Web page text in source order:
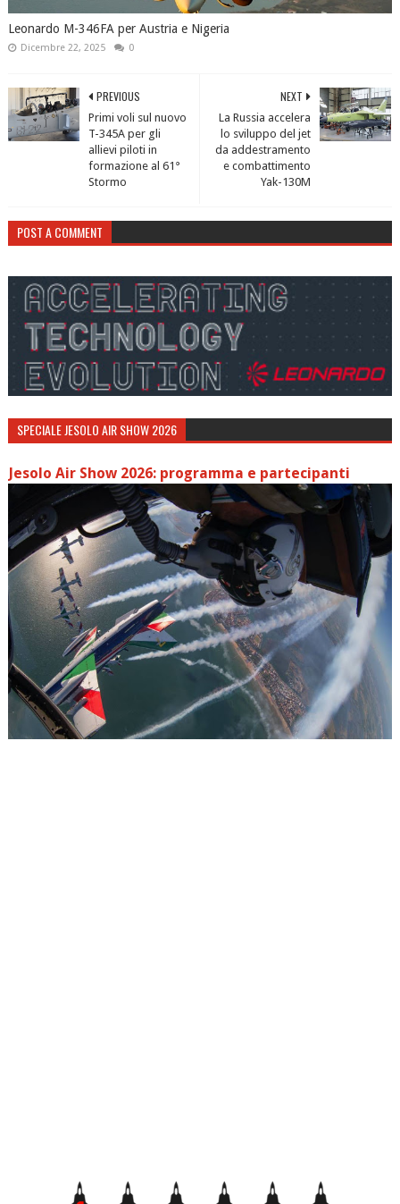
Leonardo M-346FA per Austria e Nigeria
Dicembre 22, 2025 0
NEXT
La Russia accelera
lo sviluppo del jet
da addestramento
e combattimento
Yak-130M
PREVIOUS
Primi voli sul nuovo
T-345A per gli
allievi piloti in
formazione al 61°
Stormo
POST A COMMENT
SPECIALE JESOLO AIR SHOW 2026
Jesolo Air Show 2026: programma e partecipanti